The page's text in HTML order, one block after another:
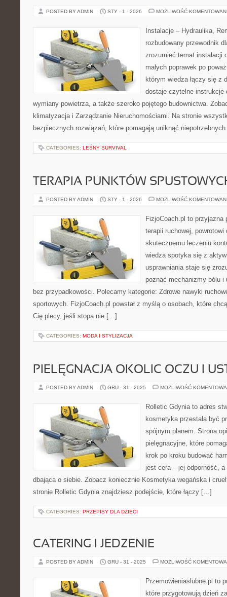
POSTED BY ADMIN STY - 1 - 2026 MOŻLIWOŚĆ
Instalacje – Hydraulika,
rozbudowany przewodnik
zrozumieć temat instalacji
małych poprawek po
którym wiedza łączy się z
dostaje czytelne instrukcje
wymiany powietrza, a także szeroko pojętego budownictwa.
klimatyzacja i Zarządzanie Nieruchomościami. Na stronie
bezpiecznych rozwiązań, które pomagają uniknąć
CATEGORIES: LEŚNY SURVIVAL
TERAPIA PUNKTÓW
POSTED BY ADMIN STY - 1 - 2026 MOŻLIWOŚĆ
FizjoCoach.pl to przyjazna
terapii ruchowej, powrotowi
skutecznemu leczeniu
wiedza spotyka się z
usprawniania staje się
poznać mechanizmy bólu i
bez przypadkowości. Polecamy kategorie: Zdrowe nawyki
sportowych. FizjoCoach.pl powstał z myślą o osobach, które
Cię plecy, jeśli stopa nie […]
CATEGORIES: MODA I STYLIZACJA
PIELĘGNACJA OKOLIC OCZU I
POSTED BY ADMIN GRU - 31 - 2025 MOŻLIWOŚĆ
Rolletic Gdynia to adres
kosmetyka przestała być
spójnym planem. Strona
pielęgnacyjne, które
krok po kroku budować
jest cera – jej odporność,
dbająca o siebie. Zobacz koniecznie Kosmetyka wegańska i
stronie Rolletic Gdynia znajdziesz podejście, które łączy […]
CATEGORIES: PRZEPISY DLA DZIECI
CATERING I JEDZENIE
POSTED BY ADMIN GRU - 31 - 2025 MOŻLIWOŚĆ
Przemowieniaslubne.pl to
które przygotowują dzień